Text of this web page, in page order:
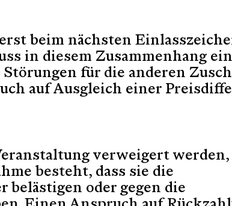
beim nächsten
in diesem Zusammenhang ein
für die anderen
auf Ausgleich einer
verweigert werden,
besteht, dass sie die
belästigen oder gegen die